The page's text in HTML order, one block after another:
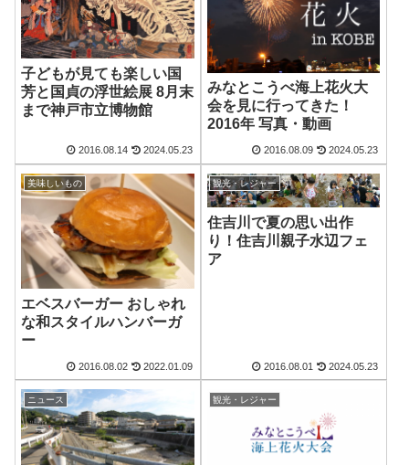
子どもが見ても楽しい国
芳と国貞の浮世絵展 8月末
まで神戸市立博物館
2016.08.14 2024.05.23
みなとこうべ海上花火大
会を見に行ってきた！
2016年 写真・動画
2016.08.09 2024.05.23
美味しいもの
エベスバーガー おしゃれ
な和スタイルハンバーガ
ー
2016.08.02 2022.01.09
観光・レジャー
住吉川で夏の思い出作
り！住吉川親子水辺フェ
ア
2016.08.01 2024.05.23
ニュース 観光・レジャー